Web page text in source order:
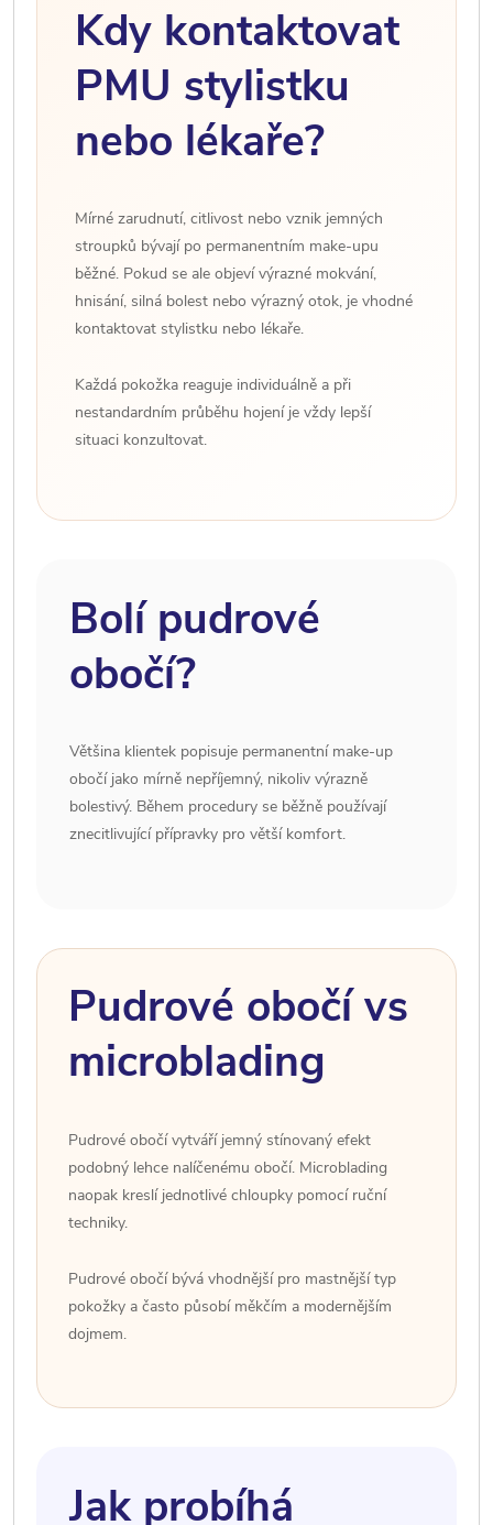
Kdy kontaktovat
PMU stylistku
nebo lékaře?
Mírné zarudnutí, citlivost nebo vznik jemných
stroupků bývají po permanentním make-upu
běžné. Pokud se ale objeví výrazné mokvání,
hnisání, silná bolest nebo výrazný otok, je vhodné
kontaktovat stylistku nebo lékaře.
Každá pokožka reaguje individuálně a při
nestandardním průběhu hojení je vždy lepší
situaci konzultovat.
Bolí pudrové
obočí?
Většina klientek popisuje permanentní make-up
obočí jako mírně nepříjemný, nikoliv výrazně
bolestivý. Během procedury se běžně používají
znecitlivující přípravky pro větší komfort.
Pudrové obočí vs
microblading
Pudrové obočí vytváří jemný stínovaný efekt
podobný lehce nalíčenému obočí. Microblading
naopak kreslí jednotlivé chloupky pomocí ruční
techniky.
Pudrové obočí bývá vhodnější pro mastnější typ
pokožky a často působí měkčím a modernějším
dojmem.
Jak probíhá